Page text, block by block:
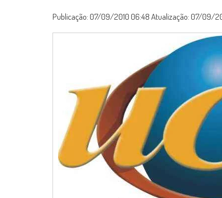
Publicação: 07/09/2010 06:48 Atualização: 07/09/